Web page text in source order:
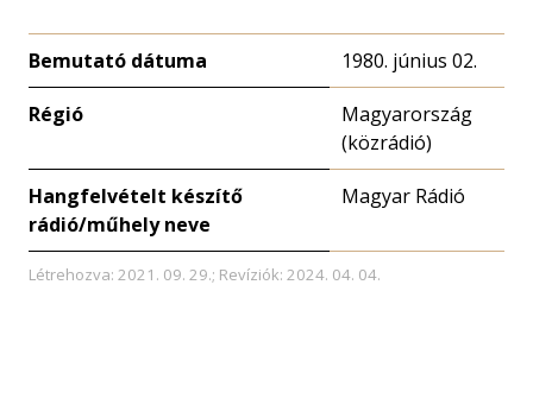
Bemutató dátuma 1980. június 02.
Régió
Magyarország
(közrádió)
Hangfelvételt készítő
rádió/műhely neve
Magyar Rádió
Létrehozva: 2021. 09. 29.; Revíziók: 2024. 04. 04.